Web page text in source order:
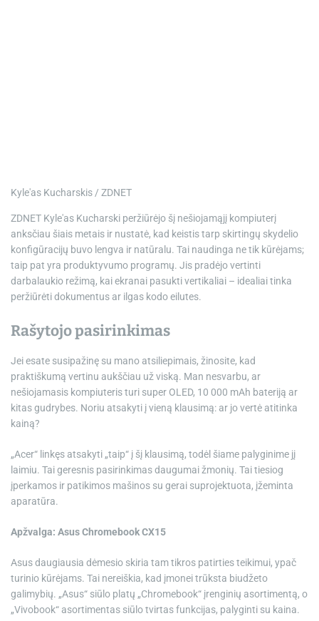
Kyle'as Kucharskis / ZDNET
ZDNET Kyle'as Kucharski peržiūrėjo šį nešiojamąjį kompiuterį
anksčiau šiais metais ir nustatė, kad keistis tarp skirtingų skydelio
konfigūracijų buvo lengva ir natūralu. Tai naudinga ne tik kūrėjams;
taip pat yra produktyvumo programų. Jis pradėjo vertinti
darbalaukio režimą, kai ekranai pasukti vertikaliai – idealiai tinka
peržiūrėti dokumentus ar ilgas kodo eilutes.
Rašytojo pasirinkimas
Jei esate susipažinę su mano atsiliepimais, žinosite, kad
praktiškumą vertinu aukščiau už viską. Man nesvarbu, ar
nešiojamasis kompiuteris turi super OLED, 10 000 mAh bateriją ar
kitas gudrybes. Noriu atsakyti į vieną klausimą: ar jo vertė atitinka
kainą?
„Acer“ linkęs atsakyti „taip“ į šį klausimą, todėl šiame palyginime jį
laimiu. Tai geresnis pasirinkimas daugumai žmonių. Tai tiesiog
įperkamos ir patikimos mašinos su gerai suprojektuota, įžeminta
aparatūra.
Apžvalga: Asus Chromebook CX15
Asus daugiausia dėmesio skiria tam tikros patirties teikimui, ypač
turinio kūrėjams. Tai nereiškia, kad įmonei trūksta biudžeto
galimybių. „Asus“ siūlo platų „Chromebook“ įrenginių asortimentą, o
„Vivobook“ asortimentas siūlo tvirtas funkcijas, palyginti su kaina.